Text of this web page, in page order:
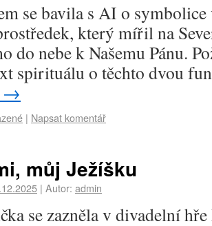
se bavila s AI o
který mířil na
do nebe k Našemu Pánu.
spirituálu o těchto dvou
→
| Napsat komentář
můj Ježíšku
| Autor: admin
se zazněla v divadelní